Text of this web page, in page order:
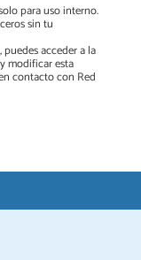
para uso interno.
sin tu
acceder a la
modificar esta
contacto con Red